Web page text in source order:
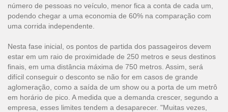
número de pessoas no veículo, menor fica a conta de cada um,
podendo chegar a uma economia de 60% na comparação com
uma corrida independente.
Nesta fase inicial, os pontos de partida dos passageiros devem
estar em um raio de proximidade de 250 metros e seus destinos
finais, em uma distância máxima de 750 metros. Assim, será
difícil conseguir o desconto se não for em casos de grande
aglomeração, como a saída de um show ou a porta de um metrô
em horário de pico. A medida que a demanda crescer, segundo a
empresa, esses limites tendem a desaparecer. "Muitas vezes,